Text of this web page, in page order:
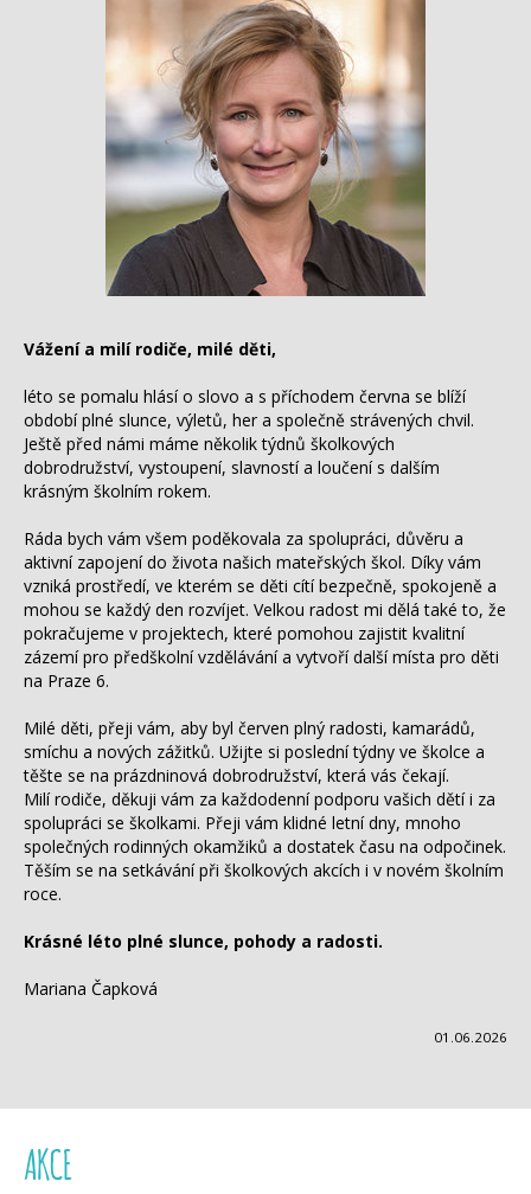
Vážení a milí rodiče, milé děti,
léto se pomalu hlásí o slovo a s příchodem června se blíží
období plné slunce, výletů, her a společně strávených chvil.
Ještě před námi máme několik týdnů školkových
dobrodružství, vystoupení, slavností a loučení s dalším
krásným školním rokem.
Ráda bych vám všem poděkovala za spolupráci, důvěru a
aktivní zapojení do života našich mateřských škol. Díky vám
vzniká prostředí, ve kterém se děti cítí bezpečně, spokojeně a
mohou se každý den rozvíjet. Velkou radost mi dělá také to, že
pokračujeme v projektech, které pomohou zajistit kvalitní
zázemí pro předškolní vzdělávání a vytvoří další místa pro děti
na Praze 6.
Milé děti, přeji vám, aby byl červen plný radosti, kamarádů,
smíchu a nových zážitků. Užijte si poslední týdny ve školce a
těšte se na prázdninová dobrodružství, která vás čekají.
Milí rodiče, děkuji vám za každodenní podporu vašich dětí i za
spolupráci se školkami. Přeji vám klidné letní dny, mnoho
společných rodinných okamžiků a dostatek času na odpočinek.
Těším se na setkávání při školkových akcích i v novém školním
roce.
Krásné léto plné slunce, pohody a radosti.
Mariana Čapková
01.06.2026
AKCE